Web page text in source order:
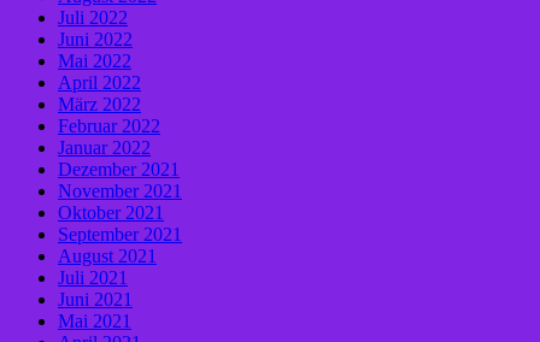
Juli 2022
Juni 2022
Mai 2022
April 2022
März 2022
Februar 2022
Januar 2022
Dezember 2021
November 2021
Oktober 2021
September 2021
August 2021
Juli 2021
Juni 2021
Mai 2021